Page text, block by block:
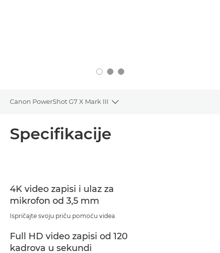
Canon PowerShot G7 X Mark III
Toggle breadcrumbs
Specifikacije
4K video zapisi i ulaz za
mikrofon od 3,5 mm
Ispričajte svoju priču pomoću videa
Full HD video zapisi od 120
kadrova u sekundi